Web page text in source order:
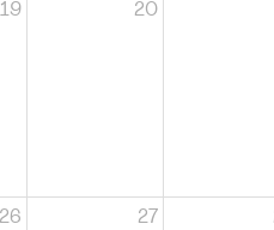
19 20
26 27